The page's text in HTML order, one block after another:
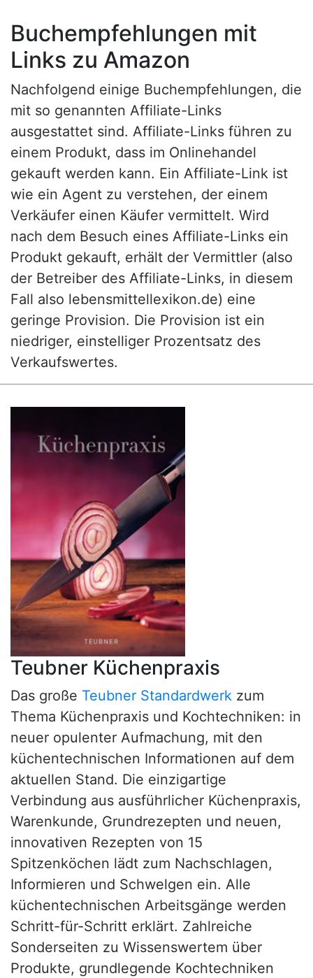
Buchempfehlungen mit
Links zu Amazon
Nachfolgend einige Buchempfehlungen, die
mit so genannten Affiliate-Links
ausgestattet sind. Affiliate-Links führen zu
einem Produkt, dass im Onlinehandel
gekauft werden kann. Ein Affiliate-Link ist
wie ein Agent zu verstehen, der einem
Verkäufer einen Käufer vermittelt. Wird
nach dem Besuch eines Affiliate-Links ein
Produkt gekauft, erhält der Vermittler (also
der Betreiber des Affiliate-Links, in diesem
Fall also lebensmittellexikon.de) eine
geringe Provision. Die Provision ist ein
niedriger, einstelliger Prozentsatz des
Verkaufswertes.
Teubner Küchenpraxis
Das große Teubner Standardwerk zum
Thema Küchenpraxis und Kochtechniken: in
neuer opulenter Aufmachung, mit den
küchentechnischen Informationen auf dem
aktuellen Stand. Die einzigartige
Verbindung aus ausführlicher Küchenpraxis,
Warenkunde, Grundrezepten und neuen,
innovativen Rezepten von 15
Spitzenköchen lädt zum Nachschlagen,
Informieren und Schwelgen ein. Alle
küchentechnischen Arbeitsgänge werden
Schritt-für-Schritt erklärt. Zahlreiche
Sonderseiten zu Wissenswertem über
Produkte, grundlegende Kochtechniken